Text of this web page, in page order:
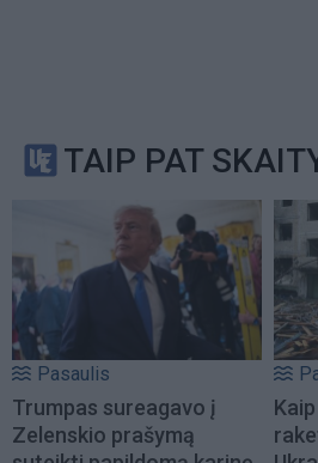
TAIP PAT
Pasaulis
Trumpas sureagavo į
Zelenskio prašymą